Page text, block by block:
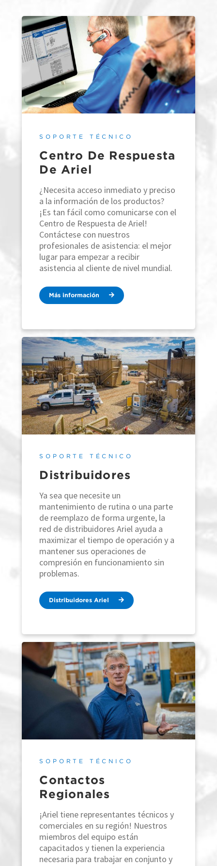
Centro De Respuesta
De Ariel
SOPORTE TÉCNICO
¿Necesita acceso inmediato y preciso
a la información de los productos?
¡Es tan fácil como comunicarse con el
Centro de Respuesta de Ariel!
Contáctese con nuestros
profesionales de asistencia: el mejor
lugar para empezar a recibir
asistencia al cliente de nivel mundial.
Más información
Distribuidores
SOPORTE TÉCNICO
Ya sea que necesite un
mantenimiento de rutina o una parte
de reemplazo de forma urgente, la
red de distribuidores Ariel ayuda a
maximizar el tiempo de operación y a
mantener sus operaciones de
compresión en funcionamiento sin
problemas.
Distribuidores Ariel
Contactos
Regionales
SOPORTE TÉCNICO
¡Ariel tiene representantes técnicos y
comerciales en su región! Nuestros
miembros del equipo están
capacitados y tienen la experiencia
necesaria para trabajar en conjunto y